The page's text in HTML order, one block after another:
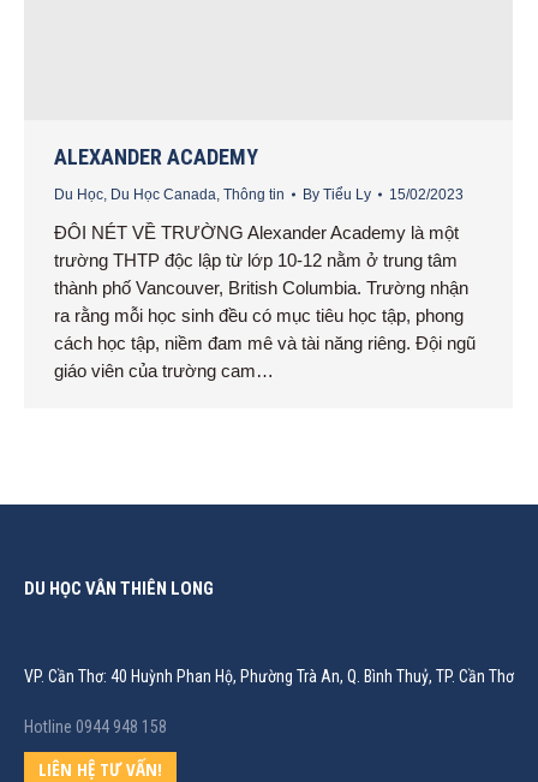
ALEXANDER ACADEMY
Du Học Du Học Canada Thông tin By Tiểu Ly 15/02/2023
ĐÔI NÉT VỀ TRƯỜNG Alexander Academy là một
trường THTP độc lập từ lớp 10-12 nằm ở trung tâm
thành phố Vancouver, British Columbia. Trường nhận
ra rằng mỗi học sinh đều có mục tiêu học tập, phong
cách học tập, niềm đam mê và tài năng riêng. Đội ngũ
giáo viên của trường cam…
DU HỌC VÂN THIÊN LONG
VP. Cần Thơ: 40 Huỳnh Phan Hộ, Phường Trà An, Q. Bình Thuỷ, TP. Cần Thơ
Hotline 0944 948 158
LIÊN HỆ TƯ VẤN!